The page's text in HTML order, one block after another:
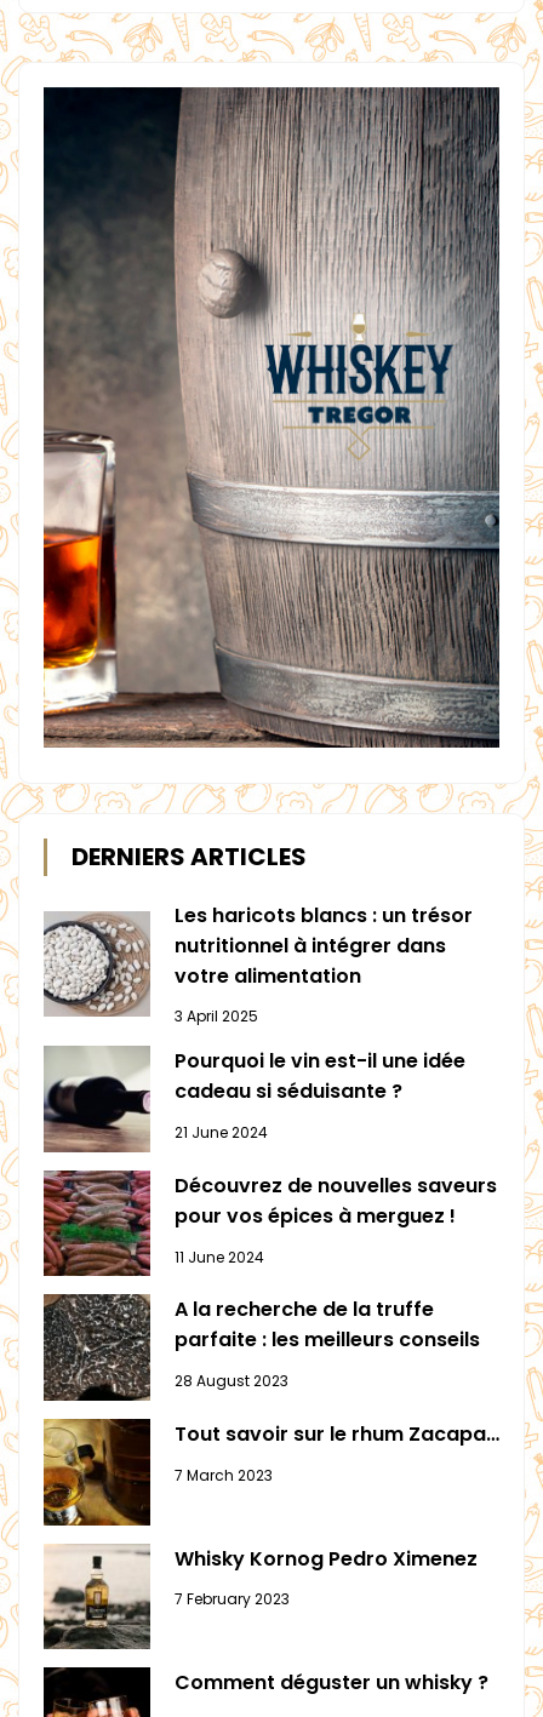
SI
SÉDUISANTE
?
DERNIERS ARTICLES
Les haricots blancs : un trésor
nutritionnel à intégrer dans
votre alimentation
3 April 2025
Pourquoi le vin est-il une idée
cadeau si séduisante ?
21 June 2024
Découvrez de nouvelles saveurs
pour vos épices à merguez !
11 June 2024
A la recherche de la truffe
parfaite : les meilleurs conseils
28 August 2023
Tout savoir sur le rhum Zacapa…
7 March 2023
Whisky Kornog Pedro Ximenez
7 February 2023
Comment déguster un whisky ?